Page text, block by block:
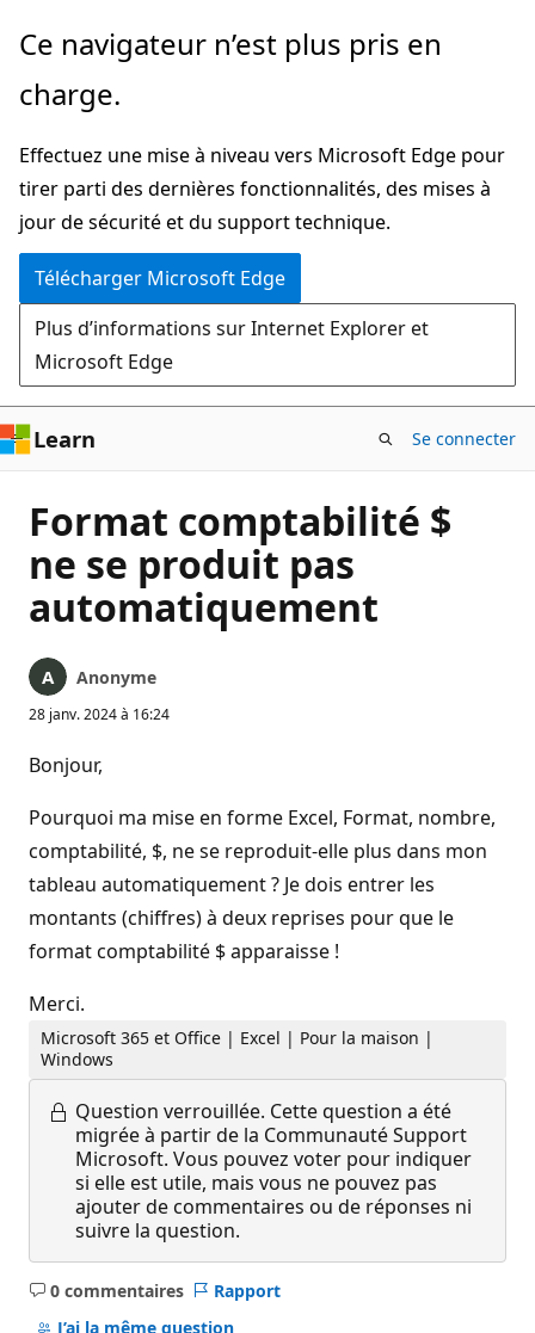
Passer
directement
au
principal
Ce navigateur n’est plus pris en
charge.
Effectuez une mise à niveau vers Microsoft Edge pour
tirer parti des dernières fonctionnalités, des mises à
jour de sécurité et du support technique.
Télécharger Microsoft Edge
Plus d’informations sur Internet Explorer et
Microsoft Edge
Learn Se connecter
Format comptabilité $
ne se produit pas
automatiquement
Anonyme
28 janv. 2024 à 16:24
Bonjour,
Pourquoi ma mise en forme Excel, Format, nombre,
comptabilité, $, ne se reproduit-elle plus dans mon
tableau automatiquement ? Je dois entrer les
montants (chiffres) à deux reprises pour que le
format comptabilité $ apparaisse !
Merci.
Microsoft 365 et Office | Excel | Pour la maison |
Windows
Question verrouillée. Cette question a été
migrée à partir de la Communauté Support
Microsoft. Vous pouvez voter pour indiquer
si elle est utile, mais vous ne pouvez pas
ajouter de commentaires ou de réponses ni
suivre la question.
0 commentaires
Aucun
commentaire
Rapport
J’ai la même question